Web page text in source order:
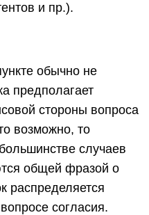
и пр.).
обычно не
предполагает
стороны вопроса
возможно, то
случаев
общей фразой о
распределяется
согласия.